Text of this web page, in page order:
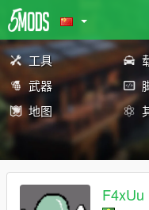
工具
武器
地图
F4xUu